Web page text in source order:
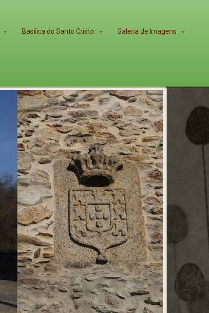
Basílica do Santo Cristo Galeria de Imagens